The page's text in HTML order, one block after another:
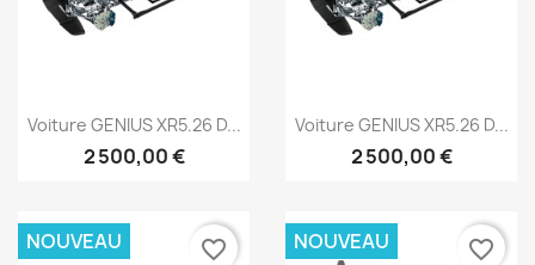
Aperçu rapide
Voiture GENIUS XR5.26 D...
2 500,00 €
Aperçu rapide
Voiture GENIUS XR5.26 D...
2 500,00 €
NOUVEAU favorite_border NOUVEAU favorite_border